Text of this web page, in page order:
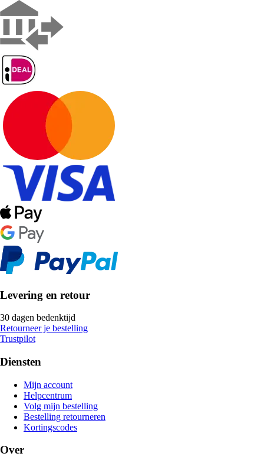
Levering en retour
30 dagen bedenktijd
Retourneer je bestelling
Trustpilot
Diensten
Mijn account
Helpcentrum
Volg mijn bestelling
Bestelling retourneren
Kortingscodes
Over